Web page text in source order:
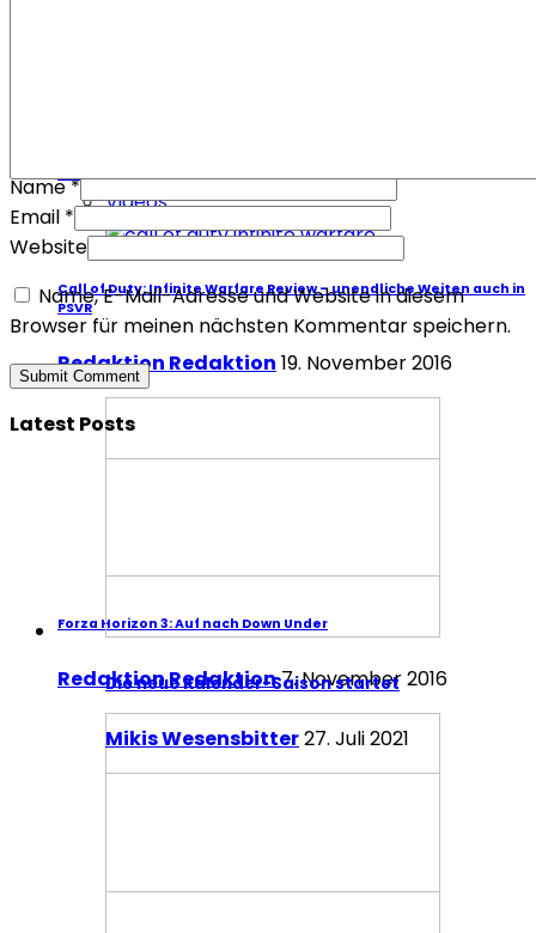
Videos
Videos
Call of Duty: Infinite Warfare Review – unendliche Weiten auch in
PSVR
Redaktion Redaktion 19. November 2016
Forza Horizon 3: Auf nach Down Under
Redaktion Redaktion 7. November 2016
Name*
Email *
Website
Name, E-Mail-Adresse und Website in diesem
Browser für meinen nächsten Kommentar speichern.
Latest Posts
Die neue Kalender-Saison startet
Mikis Wesensbitter27. Juli 2021